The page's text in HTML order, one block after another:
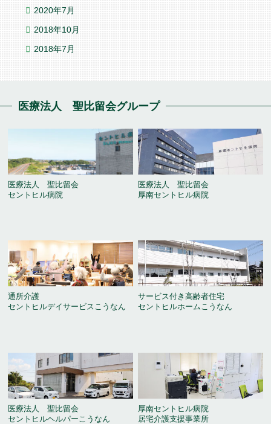
2020年7月
2018年10月
2018年7月
医療法人 聖比留会グループ
医療法人 聖比留会
セントヒル病院
医療法人 聖比留会
厚南セントヒル病院
通所介護
セントヒルデイサービスこうなん
サービス付き高齢者住宅
セントヒルホームこうなん
医療法人 聖比留会
セントヒルヘルパーこうなん
厚南セントヒル病院
居宅介護支援事業所